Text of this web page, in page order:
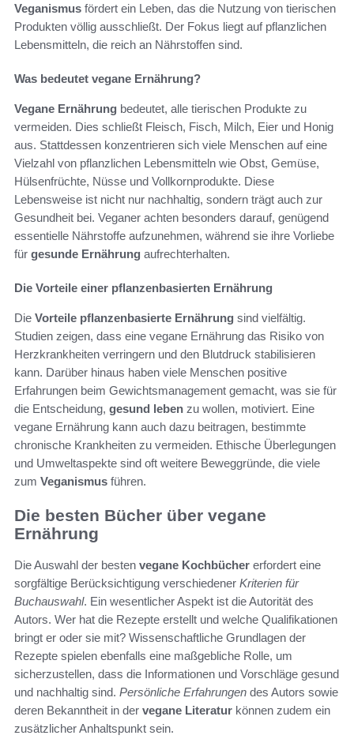
Veganismus fördert ein Leben, das die Nutzung von tierischen
Produkten völlig ausschließt. Der Fokus liegt auf pflanzlichen
Lebensmitteln, die reich an Nährstoffen sind.
Was bedeutet vegane Ernährung?
Vegane Ernährung bedeutet, alle tierischen Produkte zu
vermeiden. Dies schließt Fleisch, Fisch, Milch, Eier und Honig
aus. Stattdessen konzentrieren sich viele Menschen auf eine
Vielzahl von pflanzlichen Lebensmitteln wie Obst, Gemüse,
Hülsenfrüchte, Nüsse und Vollkornprodukte. Diese
Lebensweise ist nicht nur nachhaltig, sondern trägt auch zur
Gesundheit bei. Veganer achten besonders darauf, genügend
essentielle Nährstoffe aufzunehmen, während sie ihre Vorliebe
für gesunde Ernährung aufrechterhalten.
Die Vorteile einer pflanzenbasierten Ernährung
Die Vorteile pflanzenbasierte Ernährung sind vielfältig.
Studien zeigen, dass eine vegane Ernährung das Risiko von
Herzkrankheiten verringern und den Blutdruck stabilisieren
kann. Darüber hinaus haben viele Menschen positive
Erfahrungen beim Gewichtsmanagement gemacht, was sie für
die Entscheidung, gesund leben zu wollen, motiviert. Eine
vegane Ernährung kann auch dazu beitragen, bestimmte
chronische Krankheiten zu vermeiden. Ethische Überlegungen
und Umweltaspekte sind oft weitere Beweggründe, die viele
zum Veganismus führen.
Die besten Bücher über vegane
Ernährung
Die Auswahl der besten vegane Kochbücher erfordert eine
sorgfältige Berücksichtigung verschiedener Kriterien für
Buchauswahl. Ein wesentlicher Aspekt ist die Autorität des
Autors. Wer hat die Rezepte erstellt und welche Qualifikationen
bringt er oder sie mit? Wissenschaftliche Grundlagen der
Rezepte spielen ebenfalls eine maßgebliche Rolle, um
sicherzustellen, dass die Informationen und Vorschläge gesund
und nachhaltig sind. Persönliche Erfahrungen des Autors sowie
deren Bekanntheit in der vegane Literatur können zudem ein
zusätzlicher Anhaltspunkt sein.